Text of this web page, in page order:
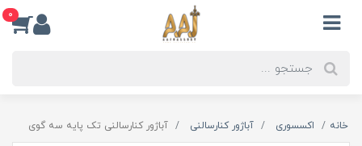
0
خانه اکسسوری آباژور کنارسالنی آباژور کنارسالنی تک پایه سه گوی